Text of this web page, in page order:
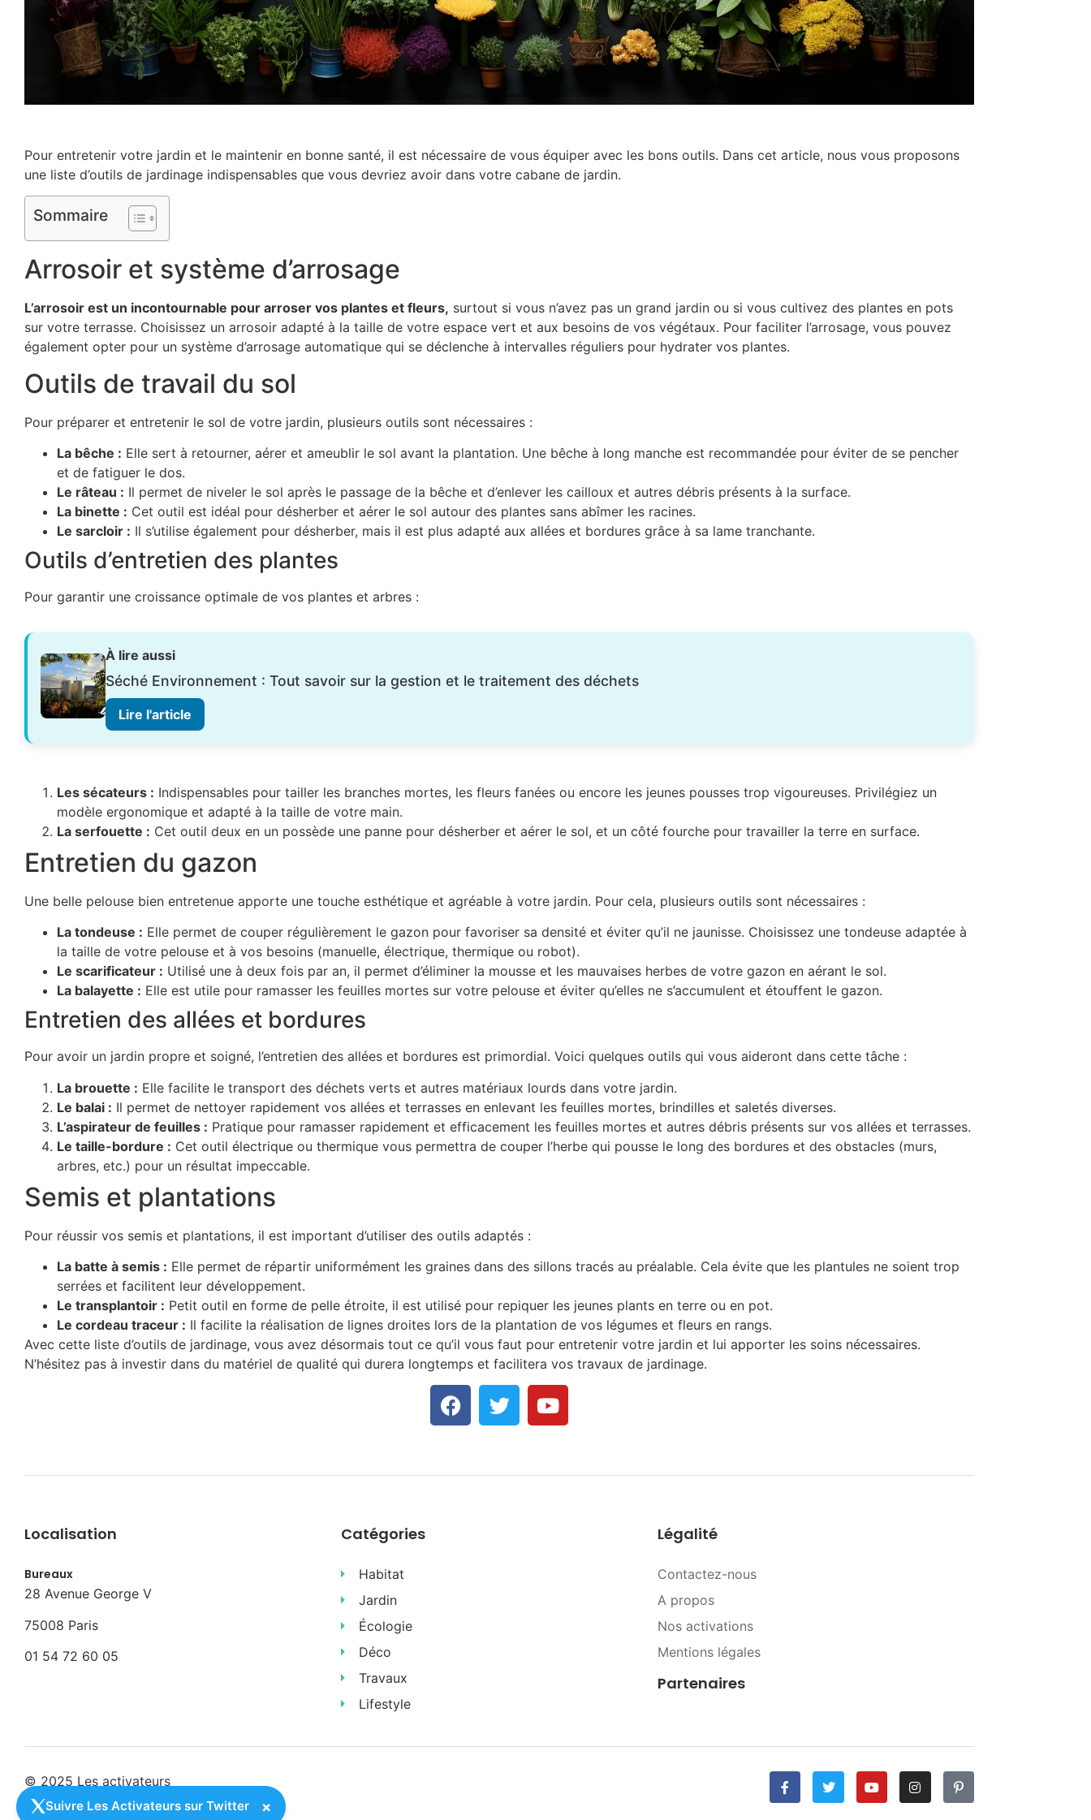
Pour entretenir votre jardin et le maintenir en bonne santé, il est nécessaire de vous équiper avec les bons outils. Dans cet article, nous vous proposons
une liste d’outils de jardinage indispensables que vous devriez avoir dans votre cabane de jardin.
Sommaire
Arrosoir et système d’arrosage
L’arrosoir est un incontournable pour arroser vos plantes et fleurs, surtout si vous n’avez pas un grand jardin ou si vous cultivez des plantes en pots
sur votre terrasse. Choisissez un arrosoir adapté à la taille de votre espace vert et aux besoins de vos végétaux. Pour faciliter l’arrosage, vous pouvez
également opter pour un système d’arrosage automatique qui se déclenche à intervalles réguliers pour hydrater vos plantes.
Outils de travail du sol
Pour préparer et entretenir le sol de votre jardin, plusieurs outils sont nécessaires :
La bêche : Elle sert à retourner, aérer et ameublir le sol avant la plantation. Une bêche à long manche est recommandée pour éviter de se pencher
et de fatiguer le dos.
Le râteau : Il permet de niveler le sol après le passage de la bêche et d’enlever les cailloux et autres débris présents à la surface.
La binette : Cet outil est idéal pour désherber et aérer le sol autour des plantes sans abîmer les racines.
Le sarcloir : Il s’utilise également pour désherber, mais il est plus adapté aux allées et bordures grâce à sa lame tranchante.
Outils d’entretien des plantes
Pour garantir une croissance optimale de vos plantes et arbres :
À lire aussi
Séché Environnement : Tout savoir sur la gestion et le traitement des déchets
Lire l'article
Les sécateurs : Indispensables pour tailler les branches mortes, les fleurs fanées ou encore les jeunes pousses trop vigoureuses. Privilégiez un
modèle ergonomique et adapté à la taille de votre main.
La serfouette : Cet outil deux en un possède une panne pour désherber et aérer le sol, et un côté fourche pour travailler la terre en surface.
Entretien du gazon
Une belle pelouse bien entretenue apporte une touche esthétique et agréable à votre jardin. Pour cela, plusieurs outils sont nécessaires :
La tondeuse : Elle permet de couper régulièrement le gazon pour favoriser sa densité et éviter qu’il ne jaunisse. Choisissez une tondeuse adaptée à
la taille de votre pelouse et à vos besoins (manuelle, électrique, thermique ou robot).
Le scarificateur : Utilisé une à deux fois par an, il permet d’éliminer la mousse et les mauvaises herbes de votre gazon en aérant le sol.
La balayette : Elle est utile pour ramasser les feuilles mortes sur votre pelouse et éviter qu’elles ne s’accumulent et étouffent le gazon.
Entretien des allées et bordures
Pour avoir un jardin propre et soigné, l’entretien des allées et bordures est primordial. Voici quelques outils qui vous aideront dans cette tâche :
La brouette : Elle facilite le transport des déchets verts et autres matériaux lourds dans votre jardin.
Le balai : Il permet de nettoyer rapidement vos allées et terrasses en enlevant les feuilles mortes, brindilles et saletés diverses.
L’aspirateur de feuilles : Pratique pour ramasser rapidement et efficacement les feuilles mortes et autres débris présents sur vos allées et terrasses.
Le taille-bordure : Cet outil électrique ou thermique vous permettra de couper l’herbe qui pousse le long des bordures et des obstacles (murs,
arbres, etc.) pour un résultat impeccable.
Semis et plantations
Pour réussir vos semis et plantations, il est important d’utiliser des outils adaptés :
La batte à semis : Elle permet de répartir uniformément les graines dans des sillons tracés au préalable. Cela évite que les plantules ne soient trop
serrées et facilitent leur développement.
Le transplantoir : Petit outil en forme de pelle étroite, il est utilisé pour repiquer les jeunes plants en terre ou en pot.
Le cordeau traceur : Il facilite la réalisation de lignes droites lors de la plantation de vos légumes et fleurs en rangs.
Avec cette liste d’outils de jardinage, vous avez désormais tout ce qu’il vous faut pour entretenir votre jardin et lui apporter les soins nécessaires.
N’hésitez pas à investir dans du matériel de qualité qui durera longtemps et facilitera vos travaux de jardinage.
Localisation
Bureaux
28 Avenue George V
75008 Paris
01 54 72 60 05
Catégories
Habitat
Jardin
Écologie
Déco
Travaux
Lifestyle
Légalité
Contactez-nous
A propos
Nos activations
Mentions légales
Partenaires
© 2025 Les activateurs
Suivre Les Activateurs sur Twitter ×